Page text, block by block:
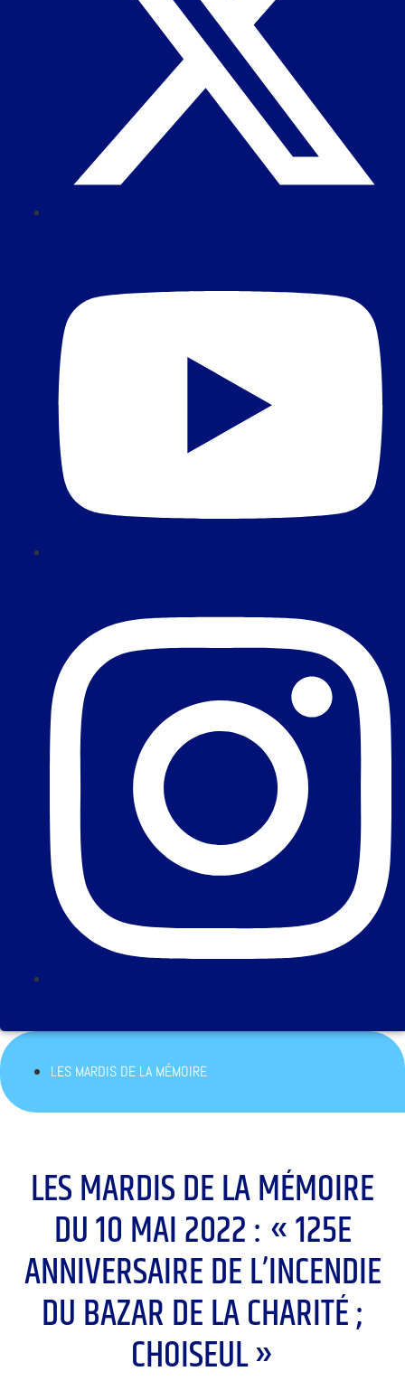
LES MARDIS DE LA MÉMOIRE
LES MARDIS DE LA MÉMOIRE
DU 10 MAI 2022 : « 125E
ANNIVERSAIRE DE L’INCENDIE
DU BAZAR DE LA CHARITÉ ;
CHOISEUL »